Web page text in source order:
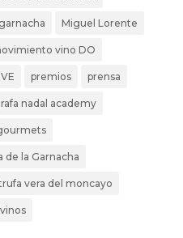
Miguel Lorente
vino DO
premios prensa
rafa nadal academy
de la Garnacha
vera del moncayo